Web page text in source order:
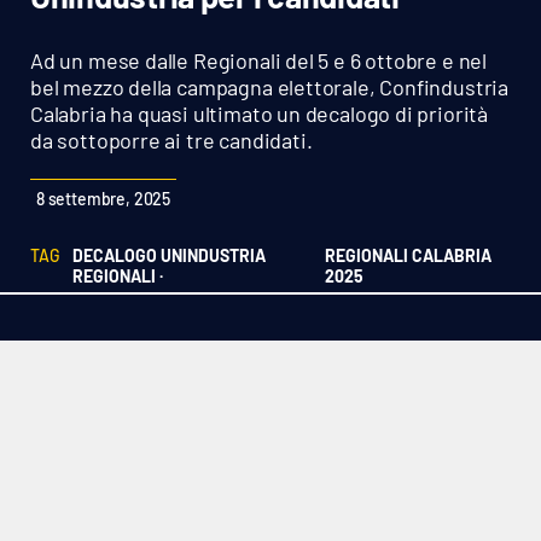
Sport
Cultura
Podcast
Meteo
Ad un mese dalle Regionali del 5 e 6 ottobre e nel
bel mezzo della campagna elettorale, Confindustria
Calabria ha quasi ultimato un decalogo di priorità
da sottoporre ai tre candidati.
8 settembre, 2025
TAG
DECALOGO UNINDUSTRIA
REGIONALI ·
REGIONALI CALABRIA
2025